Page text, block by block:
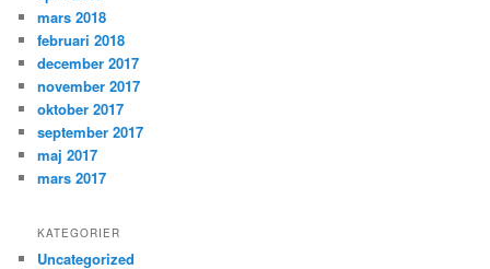
mars 2018
februari 2018
december 2017
november 2017
oktober 2017
september 2017
maj 2017
mars 2017
KATEGORIER
Uncategorized